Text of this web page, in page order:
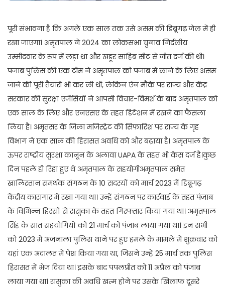
पूरी संभावना है कि अगले एक साल तक उसे असम की डिब्रूगढ़ जेल में ही
रखा जाएगा। अमृतपाल ने 2024 का लोकसभा चुनाव निर्दलीय
उम्मीदवार के रूप में लड़ा था और खडूर साहिब सीट से जीत दर्ज की थी।
पंजाब पुलिस की एक टीम ने अमृतपाल को पंजाब में लाने के लिए असम
जाने की पूरी तैयारी भी कर ली थी, लेकिन ऐन मौके पर राज्य और केंद्र
सरकार की सुरक्षा एजेंसियों ने आपसी विचार-विमर्श के बाद अमृतपाल को
एक साल के लिए और एनएसए के तहत डिटेंशन में रखने का फैसला
लिया है। अमृतसर के जिला मजिस्ट्रेट की सिफारिश पर राज्य के गृह
विभाग ने एक साल की हिरासत अवधि को और बढ़ाया है। अमृतपाल के
ऊपर राष्ट्रीय सुरक्षा कानून के अलावा UAPA के तहत भी केस दर्ज है।कुछ
दिन पहले ही रिहा हुए थे अमृतपाल के सहयोगीअमृतपाल समेत
खालिस्तान समर्थक संगठन के 10 सदस्यों को मार्च 2023 में डिब्रूगढ़
केंद्रीय कारागार में रखा गया था। उन्हें संगठन पर कार्रवाई के तहत पंजाब
के विभिन्न हिस्सों से रासुका के तहत गिरफ्तार किया गया था। अमृतपाल
सिंह के सात सहयोगियों को 21 मार्च को पंजाब लाया गया था। इन सभी
को 2023 में अजनाला पुलिस थाने पर हुए हमले के मामले में शुक्रवार को
यहां एक अदालत में पेश किया गया था, जिसने उन्हें 25 मार्च तक पुलिस
हिरासत में भेज दिया था। इसके बाद पपलप्रीत को 11 अप्रैल को पंजाब
लाया गया था। रासुका की अवधि खत्म होने पर उसके खिलाफ दूसरे